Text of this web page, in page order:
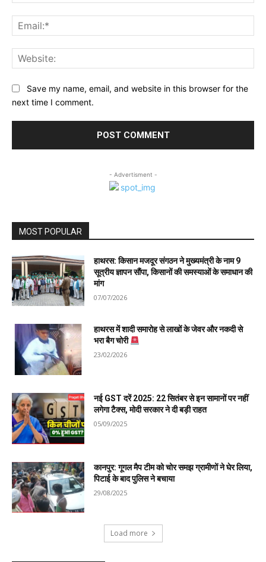
Save my name, email, and website in this browser for the
next time I comment.
- Advertisment -
MOST POPULAR
हाथरस: किसान मजदूर संगठन ने मुख्यमंत्री के नाम 9
सूत्रीय ज्ञापन सौंपा, किसानों की समस्याओं के समाधान की
मांग
07/07/2026
हाथरस में शादी समारोह से लाखों के जेवर और नकदी से
भरा बैग चोरी
23/02/2026
नई GST दरें 2025: 22 सितंबर से इन सामानों पर नहीं
लगेगा टैक्स, मोदी सरकार ने दी बड़ी राहत
05/09/2025
कानपुर: गूगल मैप टीम को चोर समझ ग्रामीणों ने घेर लिया,
पिटाई के बाद पुलिस ने बचाया
29/08/2025
Load more